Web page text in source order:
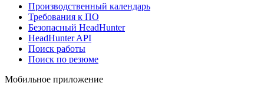
Производственный календарь
Требования к ПО
Безопасный HeadHunter
HeadHunter API
Поиск работы
Поиск по резюме
Мобильное приложение